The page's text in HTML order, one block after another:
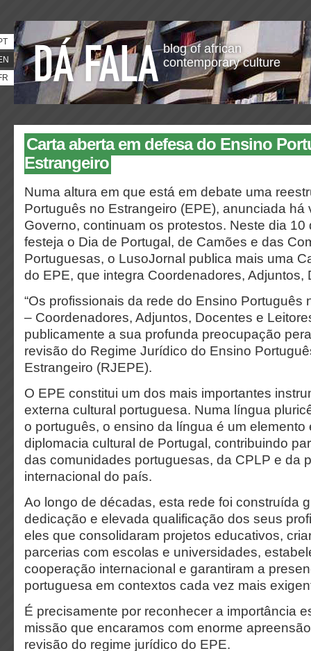
blog of african
contemporary culture
Carta aberta em defesa do Ensino
Estrangeiro
Numa altura em que está em debate uma
Português no Estrangeiro (EPE), anunciada há
Governo, continuam os protestos. Neste dia
festeja o Dia de Portugal, de Camões e das
Portuguesas, o LusoJornal publica mais uma
do EPE, que integra Coordenadores, Adjuntos,
“Os profissionais da rede do Ensino Português
– Coordenadores, Adjuntos, Docentes e
publicamente a sua profunda preocupação
revisão do Regime Jurídico do Ensino
Estrangeiro (RJEPE).
O EPE constitui um dos mais importantes
externa cultural portuguesa. Numa língua
o português, o ensino da língua é um elemento
diplomacia cultural de Portugal, contribuindo
das comunidades portuguesas, da CPLP e da
internacional do país.
Ao longo de décadas, esta rede foi construída
dedicação e elevada qualificação dos seus
eles que consolidaram projetos educativos,
parcerias com escolas e universidades,
cooperação internacional e garantiram a
portuguesa em contextos cada vez mais
É precisamente por reconhecer a importância
missão que encaramos com enorme
revisão do regime jurídico do EPE.